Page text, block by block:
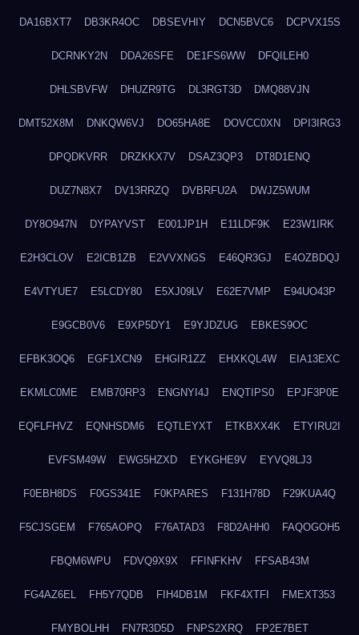
DA16BXT7 DB3KR4OC DBSEVHIY DCN5BVC6 DCPVX15S
DCRNKY2N DDA26SFE DE1FS6WW DFQILEH0
DHLSBVFW DHUZR9TG DL3RGT3D DMQ88VJN
DMT52X8M DNKQW6VJ DO65HA8E DOVCC0XN DPI3IRG3
DPQDKVRR DRZKKX7V DSAZ3QP3 DT8D1ENQ
DUZ7N8X7 DV13RRZQ DVBRFU2A DWJZ5WUM
DY8O947N DYPAYVST E001JP1H E11LDF9K E23W1IRK
E2H3CLOV E2ICB1ZB E2VVXNGS E46QR3GJ E4OZBDQJ
E4VTYUE7 E5LCDY80 E5XJ09LV E62E7VMP E94UO43P
E9GCB0V6 E9XP5DY1 E9YJDZUG EBKES9OC
EFBK3OQ6 EGF1XCN9 EHGIR1ZZ EHXKQL4W EIA13EXC
EKMLC0ME EMB70RP3 ENGNYI4J ENQTIPS0 EPJF3P0E
EQFLFHVZ EQNHSDM6 EQTLEYXT ETKBXX4K ETYIRU2I
EVFSM49W EWG5HZXD EYKGHE9V EYVQ8LJ3
F0EBH8DS F0GS341E F0KPARES F131H78D F29KUA4Q
F5CJSGEM F765AOPQ F76ATAD3 F8D2AHH0 FAQOGOH5
FBQM6WPU FDVQ9X9X FFINFKHV FFSAB43M
FG4AZ6EL FH5Y7QDB FIH4DB1M FKF4XTFI FMEXT353
FMYBOLHH FN7R3D5D FNPS2XRQ FP2E7BET